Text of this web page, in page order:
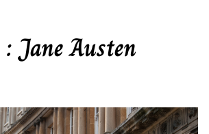
:Jane Austen